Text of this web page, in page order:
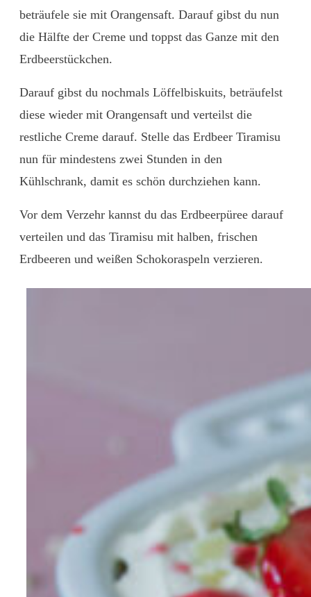
beträufele sie mit Orangensaft. Darauf gibst du nun
die Hälfte der Creme und toppst das Ganze mit den
Erdbeerstückchen.
Darauf gibst du nochmals Löffelbiskuits, beträufelst
diese wieder mit Orangensaft und verteilst die
restliche Creme darauf. Stelle das Erdbeer Tiramisu
nun für mindestens zwei Stunden in den
Kühlschrank, damit es schön durchziehen kann.
Vor dem Verzehr kannst du das Erdbeerpüree darauf
verteilen und das Tiramisu mit halben, frischen
Erdbeeren und weißen Schokoraspeln verzieren.